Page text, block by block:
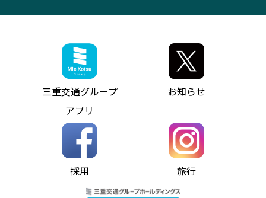
神都ライナー
ミジュマルのラッピングバス（鈴鹿管内）
参宮バス
神都バス
パールシャトル
バス情報の見える化
コミュニティバス
バス・タクシー交通広告
異常事態発生時のお願い
お客様駐車場のご案内
アイコンの説明
インターネット予約
よくあるご質問
お問い合わせ
ザ・バスコレクション三重交通バスセット
三重交通公式グッズ
ファンコーナー
お問い合わせ
お知らせ・最新情報一覧
ニュースリリース
お問い合わせ
個人情報保護方針
ソーシャルメディア運用ポリシー
ホームページのご利用にあたって
三重交通グループ
アプリ
お知らせ
採用 旅行